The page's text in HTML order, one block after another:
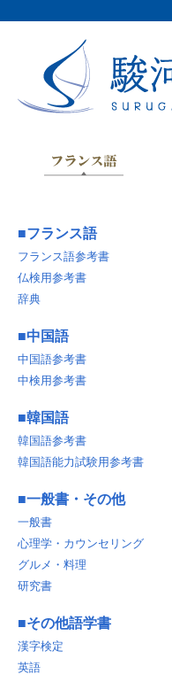
■フランス語
フランス語参考書
仏検用参考書
辞典
■中国語
中国語参考書
中検用参考書
■韓国語
韓国語参考書
韓国語能力試験用参考書
■一般書・その他
一般書
心理学・カウンセリング
グルメ・料理
研究書
■その他語学書
漢字検定
英語